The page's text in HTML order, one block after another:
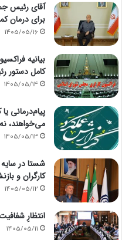
آقای رئیس
برای درمان
1405/05/16
بیانیه
کامل دستور
1405/05/14
پیام‌درمانی
می‌خواهند،
1405/05/13
شستا در سایه
کارگران و
1405/05/12
انتظارِ
1405/05/11